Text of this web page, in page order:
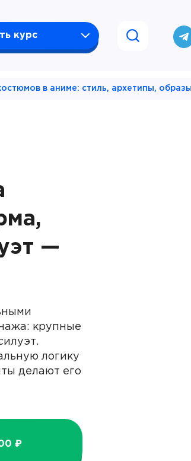
курс
в аниме: стиль, архетипы, образы
—
крупные
логику
делают его
₽